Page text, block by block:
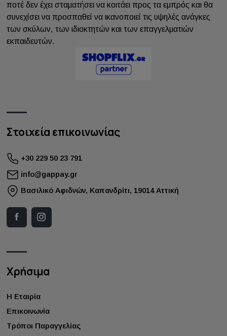
ποτέ δεν έχει σταματήσει να κοιτάει προς τα εμπρός και θα
συνεχίσει να προσπαθεί να ικανοποιεί τις υψηλές ανάγκες
των σκύλων, των ιδιοκτητών και των επαγγελματιών
εκπαιδευτών.
Στοιχεία επικοινωνίας
+30 229 50 23 791
info@gappay.gr
Bασιλικό Αφιδνών, Καπανδρίτι, 19014 Αττική
Χρήσιμα
Η Εταιρία
Επικοινωνία
Τρόποι Παραγγελίας